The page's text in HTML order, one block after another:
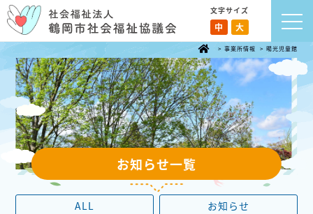
文字サイズ
中 大
> 事業所情報 > 暘光児童館
お知らせ一覧
ALL お知らせ